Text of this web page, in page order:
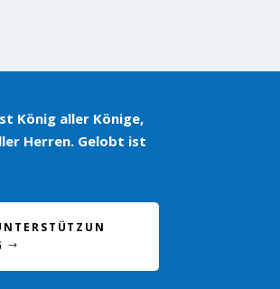
König aller Könige,
Herren. Gelobt ist